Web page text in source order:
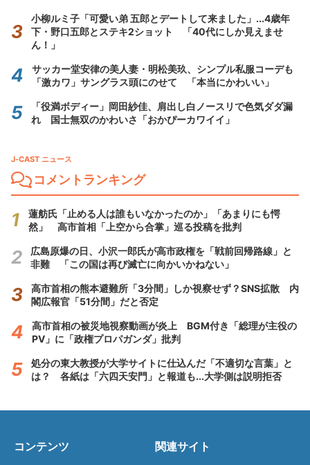
小柳ルミ子「可愛い弟 五郎とデートして来ました」...4歳年
下・野口五郎とステキ2ショット 「40代にしか見えませ
ん！」
サッカー堂安律の美人妻・明松美玖、シンプル私服コーデも
「激カワ」サングラス頭にのせて 「本当にかわいい」
「役満ボディー」岡田紗佳、肩出し白ノースリで色気ダダ漏
れ 国士無双のかわいさ「おかぴーカワイイ」
J-CAST ニュース
コメントランキング
蓮舫氏「止める人は誰もいなかったのか」「あまりにも愕
然」 高市首相「上空から合掌」巡る投稿を批判
広島原爆の日、小沢一郎氏が高市政権を「戦前回帰路線」と
非難 「この国は再び滅亡に向かいかねない」
高市首相の熊本避難所「3分間」しか視察せず？SNS拡散 内
閣広報官「51分間」だと否定
高市首相の被災地視察動画が炎上 BGM付き「総理が主役の
PV」に「政権プロパガンダ」批判
処分の東大教授が大学サイトに仕込んだ「不適切な言葉」と
は？ 各紙は「六四天安門」と報道も...大学側は説明拒否
コンテンツ 関連サイト